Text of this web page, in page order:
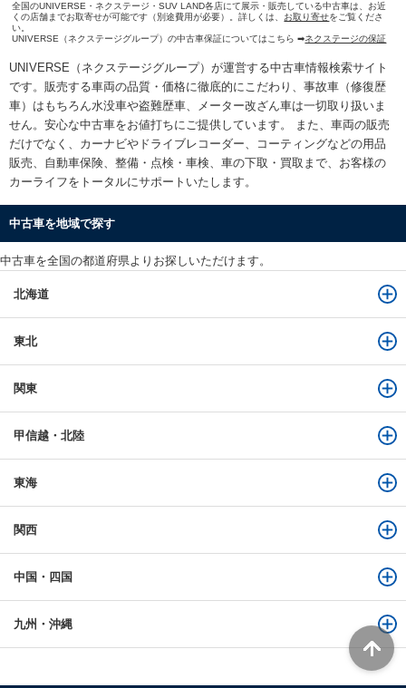
全国のUNIVERSE・ネクステージ・SUV LAND各店にて展示・販売している中古車は、お近
くの店舗までお取寄せが可能です（別途費用が必要）。詳しくは、 お取り寄せをご覧くださ
い。
UNIVERSE（ネクステージグループ）の中古車保証についてはこちら ➡ネクステージの保証
UNIVERSE（ネクステージグループ）が運営する中古車情報検索サイト
です。販売する車両の品質・価格に徹底的にこだわり、事故車（修復歴
車）はもちろん水没車や盗難歴車、メーター改ざん車は一切取り扱いま
せん。安心な中古車をお値打ちにご提供しています。 また、車両の販売
だけでなく、カーナビやドライブレコーダー、コーティングなどの用品
販売、自動車保険、整備・点検・車検、車の下取・買取まで、お客様の
カーライフをトータルにサポートいたします。
中古車を地域で探す
中古車を全国の都道府県よりお探しいただけます。
北海道
東北
関東
甲信越・北陸
東海
関西
中国・四国
九州・沖縄